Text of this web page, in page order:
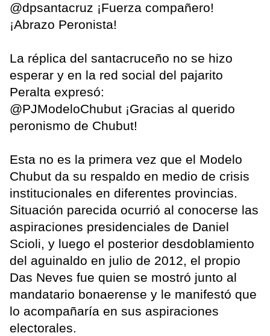
@dpsantacruz ¡Fuerza compañero!
¡Abrazo Peronista!
La réplica del santacruceño no se hizo
esperar y en la red social del pajarito
Peralta expresó:
@PJModeloChubut ¡Gracias al querido
peronismo de Chubut!
Esta no es la primera vez que el Modelo
Chubut da su respaldo en medio de crisis
institucionales en diferentes provincias.
Situación parecida ocurrió al conocerse las
aspiraciones presidenciales de Daniel
Scioli, y luego el posterior desdoblamiento
del aguinaldo en julio de 2012, el propio
Das Neves fue quien se mostró junto al
mandatario bonaerense y le manifestó que
lo acompañaría en sus aspiraciones
electorales.